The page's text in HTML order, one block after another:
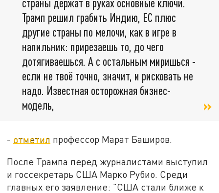
Трамп решил грабить Индию, ЕС плюс
другие страны по мелочи, как в игре в
напильник: прирезаешь то, до чего
дотягиваешься. А с остальным миришься -
если не твоё точно, значит, и рисковать не
надо. Известная осторожная бизнес-
модель,
- отметил профессор Марат Баширов.
После Трампа перед журналистами выступил
и госсекретарь США Марко Рубио. Среди
главных его заявление: "США стали ближе к